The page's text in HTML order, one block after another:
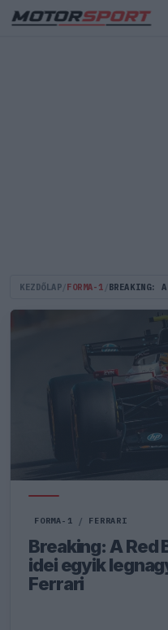
KEZDŐLAP FORMA-1
FORMA-1 / FERRARI
Breaking: A Red
idei egyik
Ferrari